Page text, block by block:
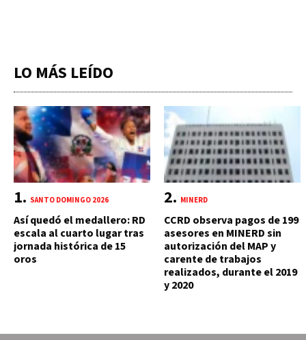
LO MÁS LEÍDO
SANTO DOMINGO 2026
Así quedó el medallero: RD
escala al cuarto lugar tras
jornada histórica de 15
oros
MINERD
CCRD observa pagos de 199
asesores en MINERD sin
autorización del MAP y
carente de trabajos
realizados, durante el 2019
y 2020